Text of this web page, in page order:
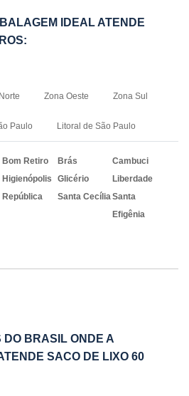
IDEAL ATENDE
Zona Oeste Zona Sul
Paulo Litoral de São Paulo
Bom Retiro Brás
Cambuci
Higienópolis Glicério
Liberdade
República Santa CecíliaSanta
Efigênia
DO BRASIL ONDE A
SACO DE LIXO 60